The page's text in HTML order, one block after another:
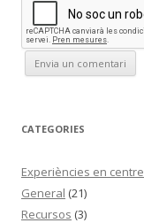
CATEGORIES
Experiències en centre
General (21)
Recursos (3)